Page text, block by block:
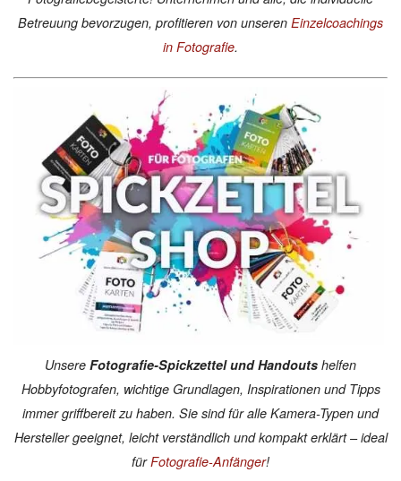
Betreuung bevorzugen, profitieren von unseren Einzelcoachings
in Fotografie.
Unsere Fotografie-Spickzettel und Handouts helfen
Hobbyfotografen, wichtige Grundlagen, Inspirationen und Tipps
immer griffbereit zu haben. Sie sind für alle Kamera-Typen und
Hersteller geeignet, leicht verständlich und kompakt erklärt – ideal
fürFotografie-Anfänger!